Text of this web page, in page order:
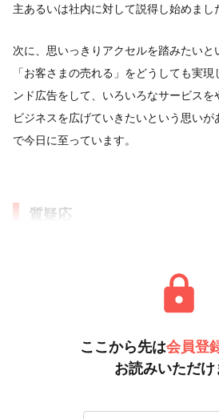
主あるいは社内に対して説得し始めまし
次に、思いっきりアクセルを踏みたいと
「お客さまの売れる」をどうしても実
ンド広告をして、いろいろなサービス
ビジネスを広げていきたいという思い
で今日に至っています。
質疑応
ここから先は会員登
お読みいただけ